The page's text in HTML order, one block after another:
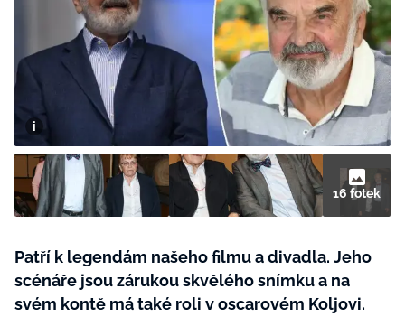
Testy a kvízy
Všechny kategorie
Tvoření
Rady a tipy
BurdaMedia
Extra
SVĚT ŽENY - 599 KČ
ROČNÍ PŘEDPLATNÉ SVĚT ŽENY +
SADA PRODUKTŮ MANA (10 ks)
16 fotek
Patří k legendám našeho filmu a divadla. Jeho
scénáře jsou zárukou skvělého snímku a na
svém kontě má také roli v oscarovém Koljovi.